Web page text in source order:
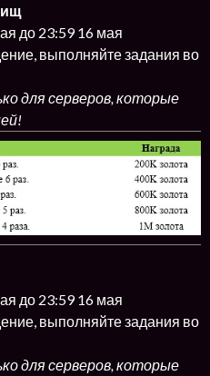
до 23:59 16 мая
выполняйте задания во
для серверов, которые
до 23:59 16 мая
выполняйте задания во
для серверов, которые